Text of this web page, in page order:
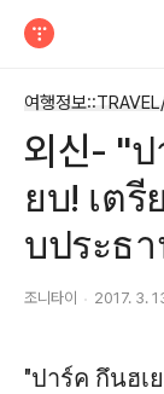
여행정보
외신- "
ยบ! เต
บประธ
조니타이 2017. 3.
"ปาร์ค กึนฮเ